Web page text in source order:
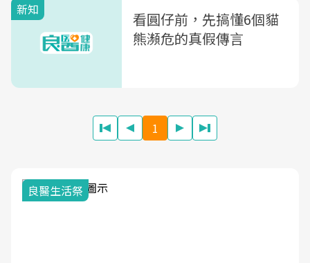
新知
看圓仔前，先搞懂6個貓
熊瀕危的真假傳言
1
良醫生活祭